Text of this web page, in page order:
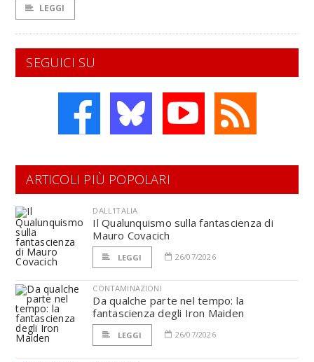
LEGGI
SEGUICI SU
ARTICOLI PIÙ POPOLARI
DALL'ITALIA
Il Qualunquismo sulla fantascienza di
Mauro Covacich
LEGGI 26/07/2026
CONTAMINAZIONI
Da qualche parte nel tempo: la
fantascienza degli Iron Maiden
LEGGI 26/07/2026